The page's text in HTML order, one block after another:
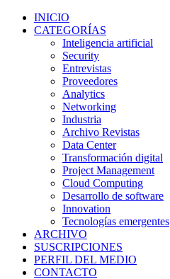
INICIO
CATEGORÍAS
Inteligencia artificial
Security
Entrevistas
Proveedores
Analytics
Networking
Industria
Archivo Revistas
Data Center
Transformación digital
Project Management
Cloud Computing
Desarrollo de software
Innovation
Tecnologías emergentes
ARCHIVO
SUSCRIPCIONES
PERFIL DEL MEDIO
CONTACTO